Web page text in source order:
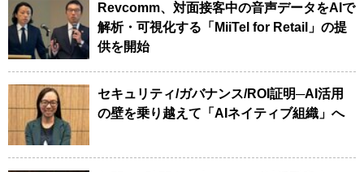
Revcomm、対面接客中の音声データをAIで
解析・可視化する「MiiTel for Retail」の提
供を開始
セキュリティ/ガバナンス/ROI証明─AI活用
の壁を乗り越えて「AIネイティブ組織」へ